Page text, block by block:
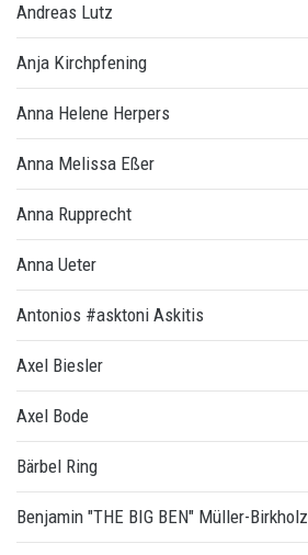
Andreas Lutz
Anja Kirchpfening
Anna Helene Herpers
Anna Melissa Eßer
Anna Rupprecht
Anna Ueter
Antonios #asktoni Askitis
Axel Biesler
Axel Bode
Bärbel Ring
Benjamin "THE BIG BEN" Müller-Birkholz